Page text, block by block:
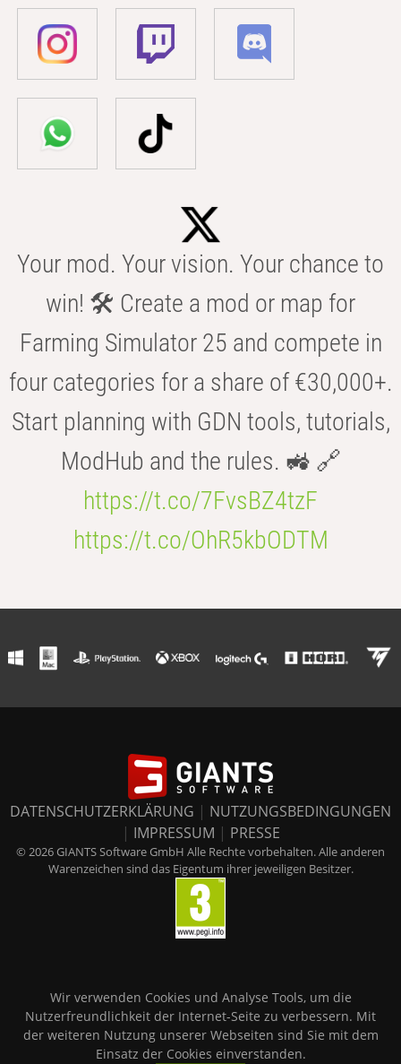
Your mod. Your vision. Your chance to
win! 🛠️ Create a mod or map for
Farming Simulator 25 and compete in
four categories for a share of €30,000+.
Start planning with GDN tools, tutorials,
ModHub and the rules. 🚜 🔗
https://t.co/7FvsBZ4tzF
https://t.co/OhR5kbODTM
DATENSCHUTZERKLÄRUNG | NUTZUNGSBEDINGUNGEN
| IMPRESSUM | PRESSE
© 2026 GIANTS Software GmbH Alle Rechte vorbehalten. Alle anderen
Warenzeichen sind das Eigentum ihrer jeweiligen Besitzer.
Wir verwenden Cookies und Analyse Tools, um die
Nutzerfreundlichkeit der Internet-Seite zu verbessern. Mit
der weiteren Nutzung unserer Webseiten sind Sie mit dem
Einsatz der Cookies einverstanden.